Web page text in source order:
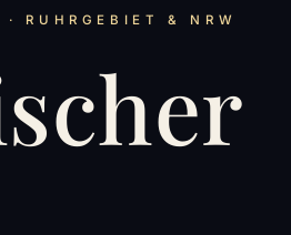
RUHRGEBIET & NRW